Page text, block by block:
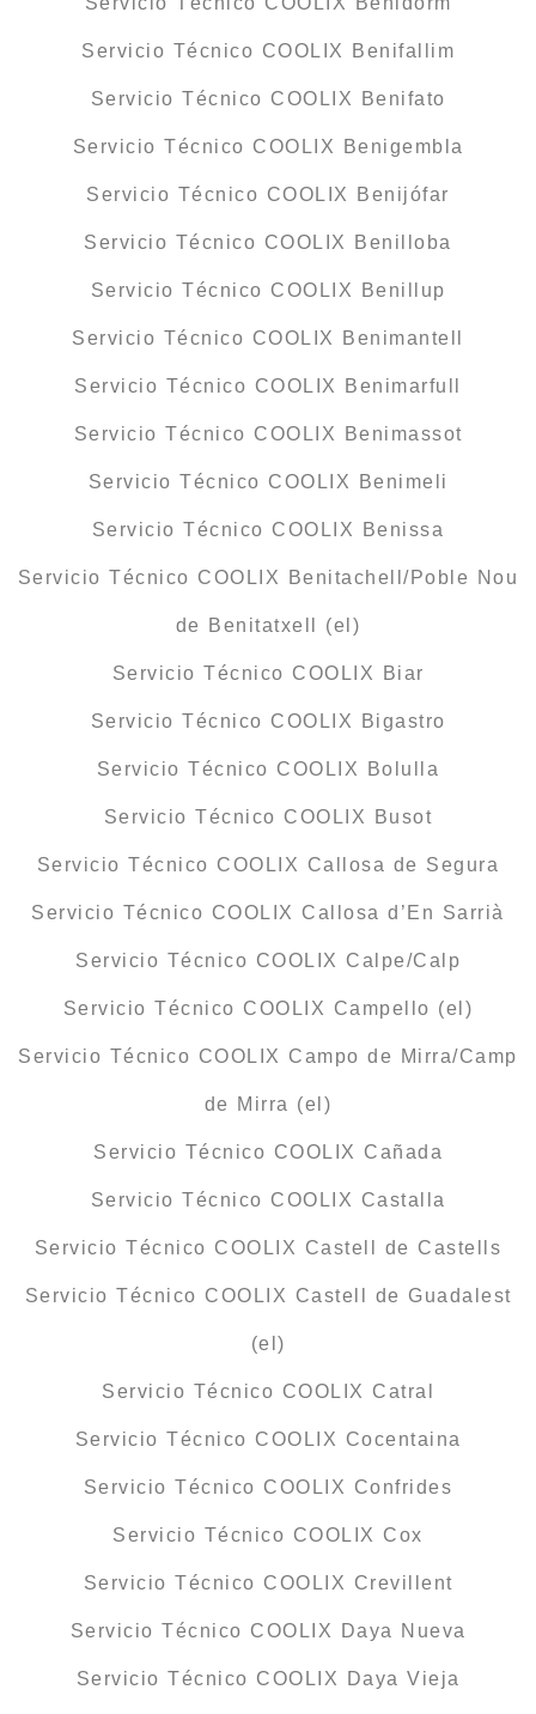
Servicio Técnico COOLIX Benifallim
Servicio Técnico COOLIX Benifato
Servicio Técnico COOLIX Benigembla
Servicio Técnico COOLIX Benijófar
Servicio Técnico COOLIX Benilloba
Servicio Técnico COOLIX Benillup
Servicio Técnico COOLIX Benimantell
Servicio Técnico COOLIX Benimarfull
Servicio Técnico COOLIX Benimassot
Servicio Técnico COOLIX Benimeli
Servicio Técnico COOLIX Benissa
Servicio Técnico COOLIX Benitachell/Poble Nou
de Benitatxell (el)
Servicio Técnico COOLIX Biar
Servicio Técnico COOLIX Bigastro
Servicio Técnico COOLIX Bolulla
Servicio Técnico COOLIX Busot
Servicio Técnico COOLIX Callosa de Segura
Servicio Técnico COOLIX Callosa d’En Sarrià
Servicio Técnico COOLIX Calpe/Calp
Servicio Técnico COOLIX Campello (el)
Servicio Técnico COOLIX Campo de Mirra/Camp
de Mirra (el)
Servicio Técnico COOLIX Cañada
Servicio Técnico COOLIX Castalla
Servicio Técnico COOLIX Castell de Castells
Servicio Técnico COOLIX Castell de Guadalest
(el)
Servicio Técnico COOLIX Catral
Servicio Técnico COOLIX Cocentaina
Servicio Técnico COOLIX Confrides
Servicio Técnico COOLIX Cox
Servicio Técnico COOLIX Crevillent
Servicio Técnico COOLIX Daya Nueva
Servicio Técnico COOLIX Daya Vieja